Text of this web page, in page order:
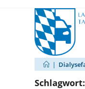
|
Schlagwort: